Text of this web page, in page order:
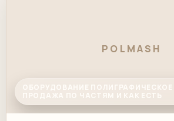
POLMASH
ОБОРУДОВАНИЕ ПОЛИГРАФИЧЕСКОЕ
ПРОДАЖА ПО ЧАСТЯМ И КАК ЕСТЬ